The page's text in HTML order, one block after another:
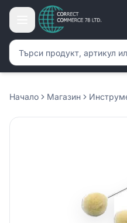
Търсене на продукти
Начало Магазин